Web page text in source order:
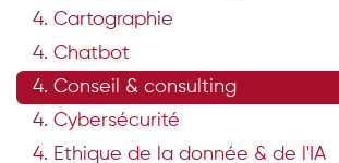
4. Cartographie
4. Chatbot
4. Conseil & consulting
4. Cybersécurité
4. Ethique de la donnée & de l'IA